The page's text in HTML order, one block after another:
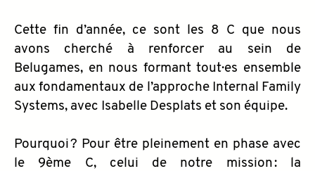
Cette fin d’année, ce sont les 8 C que nous
avons cherché à renforcer au sein de
Belugames, en nous formant tout·es ensemble
aux fondamentaux de l’approche Internal Family
Systems, avec Isabelle Desplats et son équipe.
Pourquoi ? Pour être pleinement en phase avec
le 9ème C, celui de notre mission : la